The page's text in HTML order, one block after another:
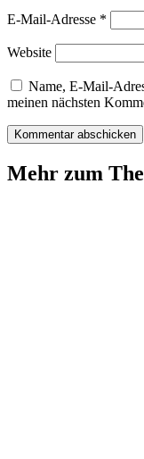
E-Mail-Adresse *
Website
Name, E-Mail-
meinen nächsten
Mehr zum